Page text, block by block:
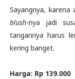
Sayangnya,
blush-nya jadi
tangannya harus
kering banget.
Harga: Rp 139.000